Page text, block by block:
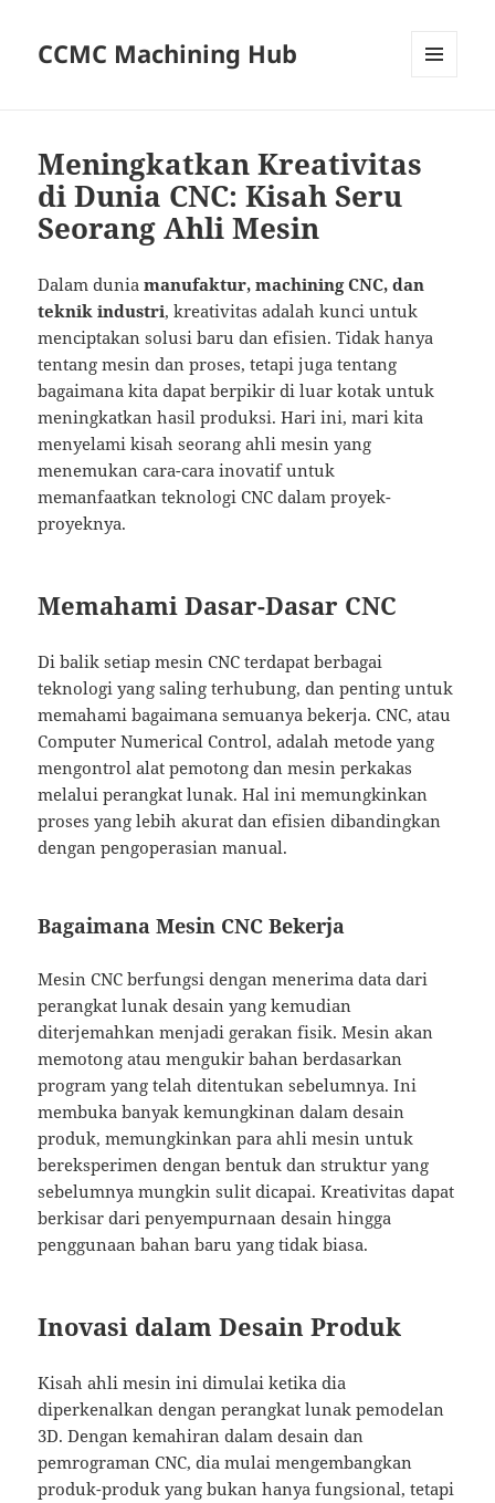
CCMC Machining Hub
Meningkatkan Kreativitas
di Dunia CNC: Kisah Seru
Seorang Ahli Mesin
Dalam duniamanufaktur, machining CNC, dan
teknik industri, kreativitas adalah kunci untuk
menciptakan solusi baru dan efisien. Tidak hanya
tentang mesin dan proses, tetapi juga tentang
bagaimana kita dapat berpikir di luar kotak untuk
meningkatkan hasil produksi. Hari ini, mari kita
menyelami kisah seorang ahli mesin yang
menemukan cara-cara inovatif untuk
memanfaatkan teknologi CNC dalam proyek-
proyeknya.
Memahami Dasar-Dasar CNC
Di balik setiap mesin CNC terdapat berbagai
teknologi yang saling terhubung, dan penting untuk
memahami bagaimana semuanya bekerja. CNC, atau
Computer Numerical Control, adalah metode yang
mengontrol alat pemotong dan mesin perkakas
melalui perangkat lunak. Hal ini memungkinkan
proses yang lebih akurat dan efisien dibandingkan
dengan pengoperasian manual.
Bagaimana Mesin CNC Bekerja
Mesin CNC berfungsi dengan menerima data dari
perangkat lunak desain yang kemudian
diterjemahkan menjadi gerakan fisik. Mesin akan
memotong atau mengukir bahan berdasarkan
program yang telah ditentukan sebelumnya. Ini
membuka banyak kemungkinan dalam desain
produk, memungkinkan para ahli mesin untuk
bereksperimen dengan bentuk dan struktur yang
sebelumnya mungkin sulit dicapai. Kreativitas dapat
berkisar dari penyempurnaan desain hingga
penggunaan bahan baru yang tidak biasa.
Inovasi dalam Desain Produk
Kisah ahli mesin ini dimulai ketika dia
diperkenalkan dengan perangkat lunak pemodelan
3D. Dengan kemahiran dalam desain dan
pemrograman CNC, dia mulai mengembangkan
produk-produk yang bukan hanya fungsional, tetapi